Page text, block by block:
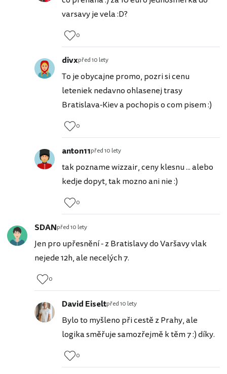
varsavy je vela :D?
0
divxpřed 10 lety
To je obycajne promo, pozri si cenu
leteniek nedavno ohlasenej trasy
Bratislava-Kiev a pochopis o com pisem :)
0
anton11před 10 lety
tak pozname wizzair, ceny klesnu ... alebo
kedje dopyt, tak mozno ani nie :)
0
SDANpřed 10 lety
Jen pro upřesnění - z Bratislavy do Varšavy vlak
nejede 12h, ale necelých 7.
0
David Eiseltpřed 10 lety
Bylo to myšleno při cestě z Prahy, ale
logika směřuje samozřejmě k těm 7 :) díky.
0